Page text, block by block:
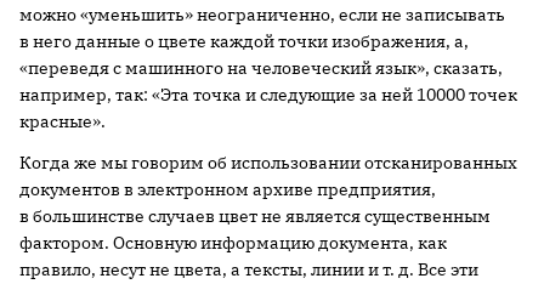
можно «уменьшить» неограниченно, если не записывать
в него данные о цвете каждой точки изображения, а,
«переведя с машинного на человеческий язык», сказать,
например, так: «Эта точка и следующие за ней 10000 точек
красные».
Когда же мы говорим об использовании отсканированных
документов в электронном архиве предприятия,
в большинстве случаев цвет не является существенным
фактором. Основную информацию документа, как
правило, несут не цвета, а тексты, линии и т. д. Все эти